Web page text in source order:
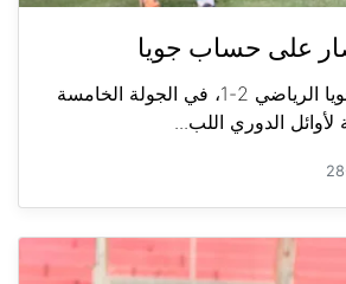
على حساب جويا
فوز الأنصار على جويا الرياضي 2-1، في الجولة الخامسة
لأوائل الدوري اللب...